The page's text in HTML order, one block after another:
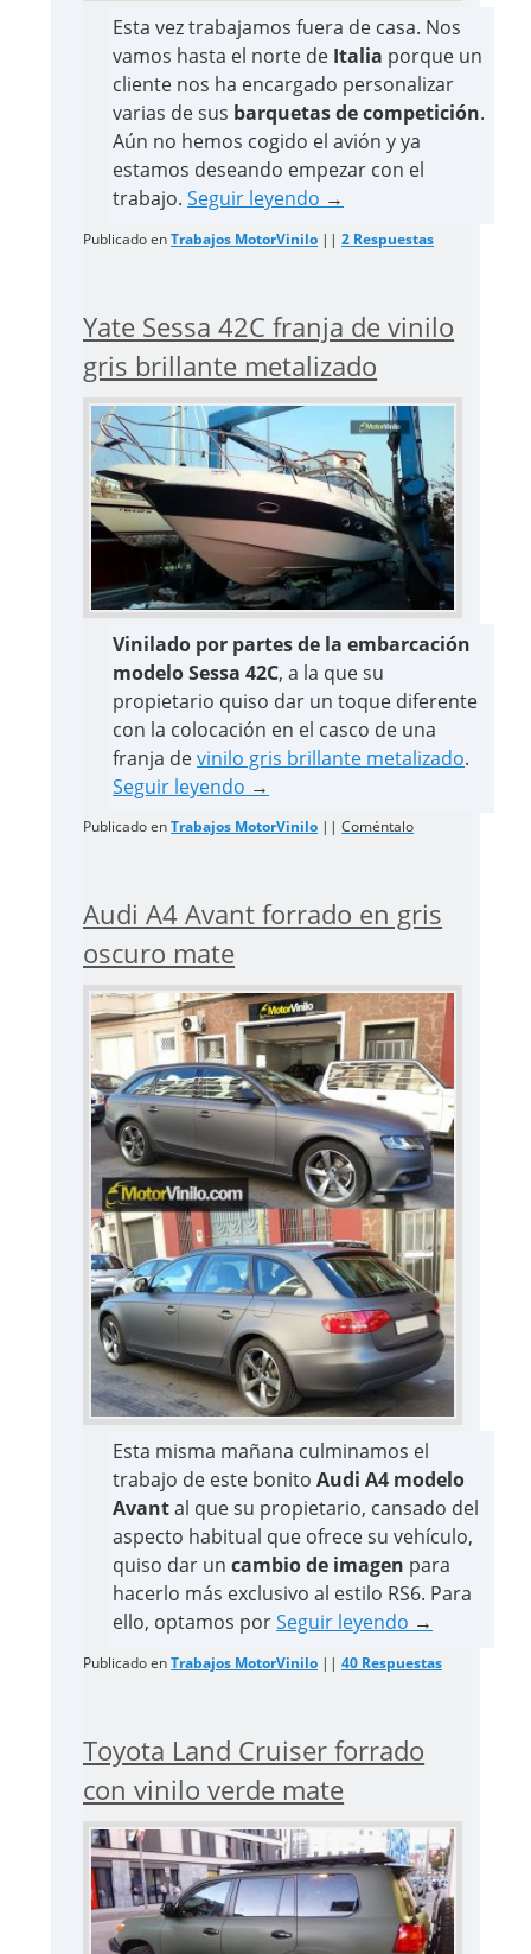
Esta vez trabajamos fuera de casa. Nos
vamos hasta el norte de Italia porque un
cliente nos ha encargado personalizar
varias de sus barquetas de competición.
Aún no hemos cogido el avión y ya
estamos deseando empezar con el
trabajo.Seguir leyendo →
Publicado enTrabajos MotorVinilo ||2 Respuestas
Yate Sessa 42C franja de vinilo
gris brillante metalizado
Vinilado por partes de la embarcación
modelo Sessa 42C, a la que su
propietario quiso dar un toque diferente
con la colocación en el casco de una
franja devinilo gris brillante metalizado.
Seguir leyendo →
Publicado enTrabajos MotorVinilo ||Coméntalo
Audi A4 Avant forrado en gris
oscuro mate
Esta misma mañana culminamos el
trabajo de este bonitoAudi A4 modelo
Avantal que su propietario, cansado del
aspecto habitual que ofrece su vehículo,
quiso dar uncambio de imagen para
hacerlo más exclusivo al estilo RS6. Para
ello, optamos porSeguir leyendo →
Publicado enTrabajos MotorVinilo ||40 Respuestas
Toyota Land Cruiser forrado
con vinilo verde mate